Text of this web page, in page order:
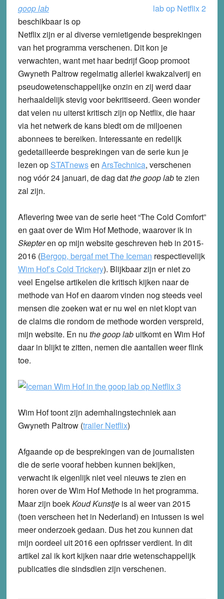
goop lab
beschikbaar is op
Netflix zijn er al diverse vernietigende besprekingen
van het programma verschenen. Dit kon je
verwachten, want met haar bedrijf Goop promoot
Gwyneth Paltrow regelmatig allerlei kwakzalverij en
pseudowetenschappelijke onzin en zij werd daar
herhaaldelijk stevig voor bekritiseerd. Geen wonder
dat velen nu uiterst kritisch zijn op Netflix, die haar
via het netwerk de kans biedt om de miljoenen
abonnees te bereiken. Interessante en redelijk
gedetailleerde besprekingen van de serie kun je
lezen op STATnewsen ArsTechnica, verschenen
nog vóór 24 januari, de dag datthe goop labte zien
zal zijn.
Aflevering twee van de serie heet “The Cold Comfort”
en gaat over de Wim Hof Methode, waarover ik in
Skepteren op mijn website geschreven heb in 2015-
2016 (Bergop, bergaf met The Iceman respectievelijk
Wim Hof’s Cold Trickery). Blijkbaar zijn er niet zo
veel Engelse artikelen die kritisch kijken naar de
methode van Hof en daarom vinden nog steeds veel
mensen die zoeken wat er nu wel en niet klopt van
de claims die rondom de methode worden verspreid,
mijn website. En nu the goop labuitkomt en Wim Hof
daar in blijkt te zitten, nemen die aantallen weer flink
toe.
Wim Hof toont zijn ademhalingstechniek aan
Gwyneth Paltrow (trailer Netflix)
Afgaande op de besprekingen van de journalisten
die de serie vooraf hebben kunnen bekijken,
verwacht ik eigenlijk niet veel nieuws te zien en
horen over de Wim Hof Methode in het programma.
Maar zijn boekKoud Kunstjeis al weer van 2015
(toen verscheen het in Nederland) en intussen is wel
meer onderzoek gedaan. Dus het zou kunnen dat
mijn oordeel uit 2016 een opfrisser verdient. In dit
artikel zal ik kort kijken naar drie wetenschappelijk
publicaties die sindsdien zijn verschenen.